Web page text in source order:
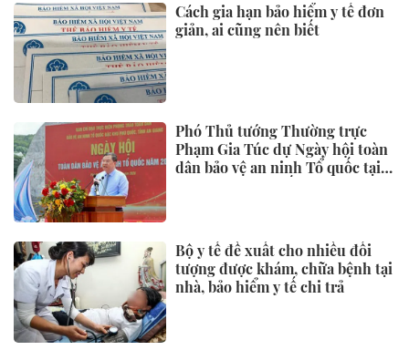
Cách gia hạn bảo hiểm y tế đơn
giản, ai cũng nên biết
Phó Thủ tướng Thường trực
Phạm Gia Túc dự Ngày hội toàn
dân bảo vệ an ninh Tổ quốc tại
Bộ y tế đề xuất cho nhiều đối
tượng được khám, chữa bệnh tại
nhà, bảo hiểm y tế chi trả